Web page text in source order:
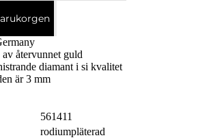
återvunnet guld
diamant i si kvalitet
är 3 mm
561411
rodiumpläterad